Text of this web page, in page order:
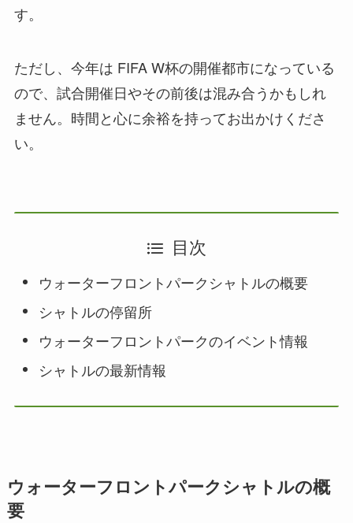
す。
ただし、今年は FIFA W杯の開催都市になっている
ので、試合開催日やその前後は混み合うかもしれ
ません。時間と心に余裕を持ってお出かけくださ
い。
目次
ウォーターフロントパークシャトルの概要
シャトルの停留所
ウォーターフロントパークのイベント情報
シャトルの最新情報
ウォーターフロントパークシャトルの概
要